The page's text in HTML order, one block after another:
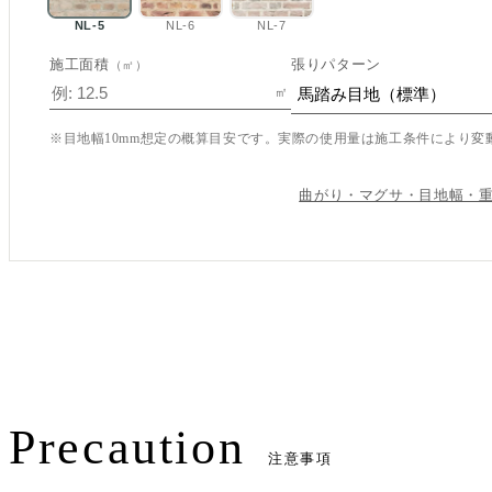
NL-5 NL-6 NL-7
施工面積 （㎡）
㎡
張りパターン
※目地幅10mm想定の概算目安です。実際の使用量は施工条件により変
曲がり・マグサ・目地幅・
Precaution 注意事項